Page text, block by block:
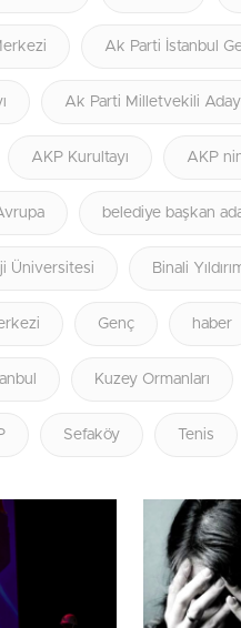
Ak Parti İstanbul
Ak Parti Milletvekili
AKP Kurultayı AKP
belediye başkan
Üniversitesi Binali
Genç haber
Kuzey Ormanları
Sefaköy Tenis